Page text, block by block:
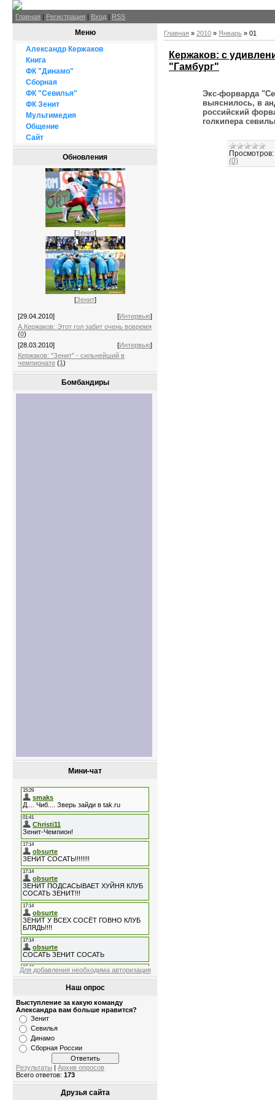
Главная | Регистрация | Вход | RSS
Меню
Александр Кержаков
Книга
ФК "Динамо"
Сборная
ФК "Севилья"
ФК Зенит
Мультимедия
Общение
Сайт
Обновления
[Зенит]
[Зенит]
[29.04.2010] [Интервью]
А.Кержаков: Этот гол забит очень вовремя
(0)
[28.03.2010]
[Интервью]
Кержаков: "Зенит" - сильнейший в
чемпионате (1)
Бомбандиры
Мини-чат
Для добавления необходима авторизация
Наш опрос
Выступление за какую команду
Александра вам больше нравится?
Зенит
Севилья
Динамо
Сборная России
Результаты | Архив опросов
Всего ответов: 173
Друзья сайта
Главная » 2010 » Январь » 01
Кержаков: с
"Гамбург"
Экс-форварда
выяснилось, в
российский
голкипера
Просмотров:
(0)